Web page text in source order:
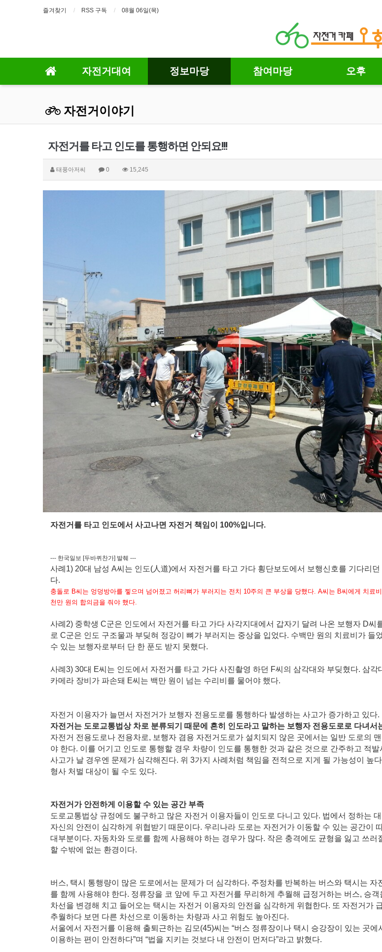
즐겨찾기 RSS 구독 08월 06일(목)
자전거대여 정보마당 참여마당 오후
자전거이야기
자전거를 타고 인도를 통행하면 안되요!!!
태풍아저씨 0 15,245
자전거를 타고 인도에서 사고나면 자전거 책임이 100%입니다.
--- 한국일보 [두바퀴찬가] 발췌 ---
사례1) 20대 남성 A씨는 인도(人道)에서 자전거를 타고 가다 횡단보도에서 보행신호를 기다리
다.
충돌로 B씨는 엉덩방아를 찧으며 넘어졌고 허리뼈가 부러지는 전치 10주의 큰 부상을 당했다. A씨는 B씨에게 치료
천만 원의 합의금을 줘야 했다.
사례2) 중학생 C군은 인도에서 자전거를 타고 가다 사각지대에서 갑자기 달려 나온 보행자 D씨
로 C군은 인도 구조물과 부딪혀 정강이 뼈가 부러지는 중상을 입었다. 수백만 원의 치료비가 들
수 있는 보행자로부터 단 한 푼도 받지 못했다.
사례3) 30대 E씨는 인도에서 자전거를 타고 가다 사진촬영 하던 F씨의 삼각대와 부딪혔다. 삼각
카메라 장비가 파손돼 E씨는 백만 원이 넘는 수리비를 물어야 했다.
자전거 이용자가 늘면서 자전거가 보행자 전용도로를 통행하다 발생하는 사고가 증가하고 있다.
자전거는 도로교통법상 차로 분류되기 때문에 흔히 인도라고 말하는 보행자 전용도로로 다녀서
자전거 전용도로나 전용차로, 보행자 겸용 자전거도로가 설치되지 않은 곳에서는 일반 도로의
야 한다. 이를 어기고 인도로 통행할 경우 차량이 인도를 통행한 것과 같은 것으로 간주하고 적
사고가 날 경우엔 문제가 심각해진다. 위 3가지 사례처럼 책임을 전적으로 지게 될 가능성이 높
형사 처벌 대상이 될 수도 있다.
자전거가 안전하게 이용할 수 있는 공간 부족
도로교통법상 규정에도 불구하고 많은 자전거 이용자들이 인도로 다니고 있다. 법에서 정하는
자신의 안전이 심각하게 위협받기 때문이다. 우리나라 도로는 자전거가 이동할 수 있는 공간이
대부분이다. 자동차와 도로를 함께 사용해야 하는 경우가 많다. 작은 충격에도 균형을 잃고 쓰러
할 수밖에 없는 환경이다.
버스, 택시 통행량이 많은 도로에서는 문제가 더 심각하다. 주정차를 반복하는 버스와 택시는 자
를 함께 사용해야 한다. 정류장을 코 앞에 두고 자전거를 무리하게 추월해 급정거하는 버스, 승객
차선을 변경해 치고 들어오는 택시는 자전거 이용자의 안전을 심각하게 위협한다. 또 자전거가
추월하다 보면 다른 차선으로 이동하는 차량과 사고 위험도 높아진다.
서울에서 자전거를 이용해 출퇴근하는 김모(45)씨는 “버스 정류장이나 택시 승강장이 있는 곳에
이용하는 편이 안전하다”며 “법을 지키는 것보다 내 안전이 먼저다”라고 밝혔다.